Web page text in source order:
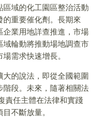
域的化工園區整治活動
的重要催化劑。長期來
企業用地詳查推進，市場
域輪動將推動場地調查市
需求快速增長。
的說法，即從全國範圍
階段。未來，隨著相關法
責任主體在法律和實踐
不斷放量。